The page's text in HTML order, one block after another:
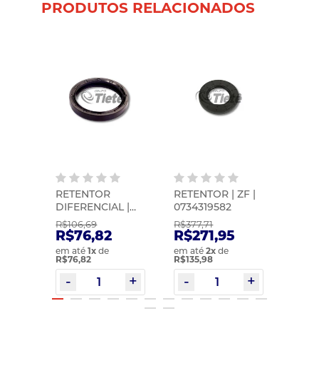
PRODUTOS RELACIONADOS
RETENTOR
DIFERENCIAL |
SABO |
02557BRG
R$106,69
R$76,82
em até1x de
R$76,82
RETENTOR | ZF |
0734319582
R$377,71
R$271,95
em até2x de
R$135,98